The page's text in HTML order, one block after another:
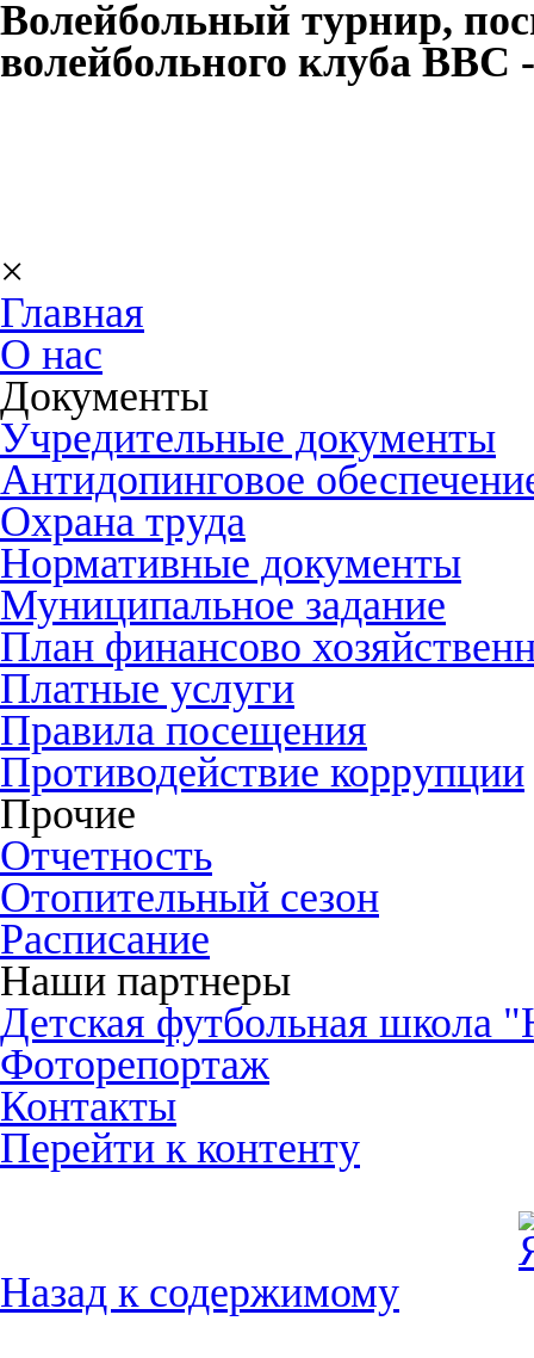
Волейбольный турнир,
волейбольного клуба
×
Главная
О нас
Документы
Учредительные документы
Антидопинговое
Охрана труда
Нормативные документы
Муниципальное задание
План финансово
Платные услуги
Правила посещения
Противодействие коррупции
Прочие
Отчетность
Отопительный сезон
Расписание
Наши партнеры
Детская футбольная школа
Фоторепортаж
Контакты
Перейти к контенту
Назад к содержимому